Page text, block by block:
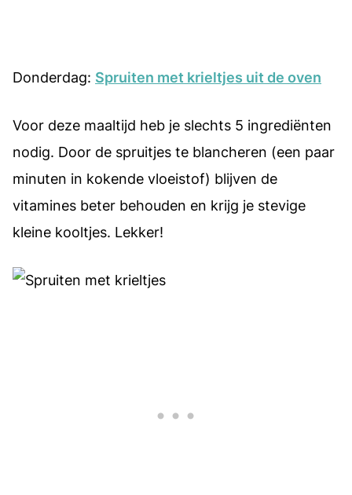
Donderdag: Spruiten met krieltjes uit de oven
Voor deze maaltijd heb je slechts 5 ingrediënten
nodig. Door de spruitjes te blancheren (een paar
minuten in kokende vloeistof) blijven de
vitamines beter behouden en krijg je stevige
kleine kooltjes. Lekker!